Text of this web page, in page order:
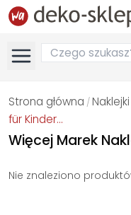
Strona główna / Naklejki
für Kinder...
Więcej Marek
Nie znaleziono